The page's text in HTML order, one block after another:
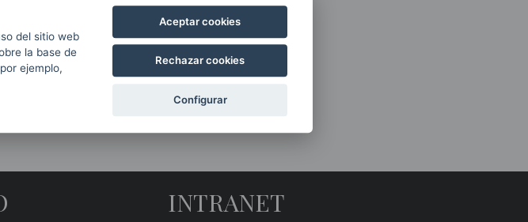
‘Maite’ (Sorozabal),
o ‘Txoria txori’ (Laboa).
TWITTER
INTRANET
del sitio web
la base de
ejemplo,
Aceptar cookies
Rechazar cookies
Configurar